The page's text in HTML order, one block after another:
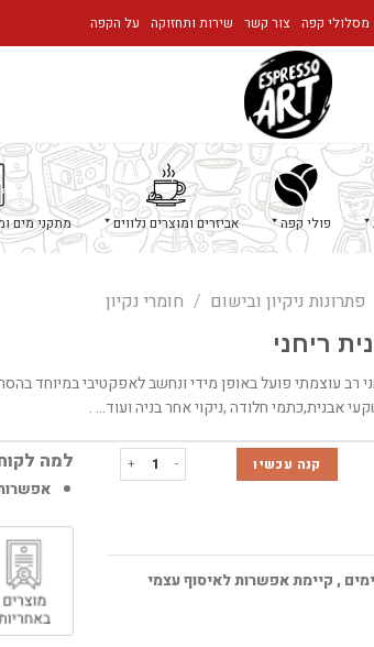
מסלולי קפה צור קשר שירות ותחזוקה על הקפה
פולי קפה אביזרים ומוצרים נלווים מתקני מים
פתרונות ניקיון ובישום / חומרי נקיון
ריחני
רב עוצמתי פועל באופן מידי ונחשב לאפקטיבי במיוחד
אבנית,כתמי חלודה ,ניקוי אחר בניה ועוד… .
כמות של מסיר אבנית ריחני קנה עכשיו
ימים , קיימת אפשרות לאיסוף עצמי
למה
אפשרות לעד 12